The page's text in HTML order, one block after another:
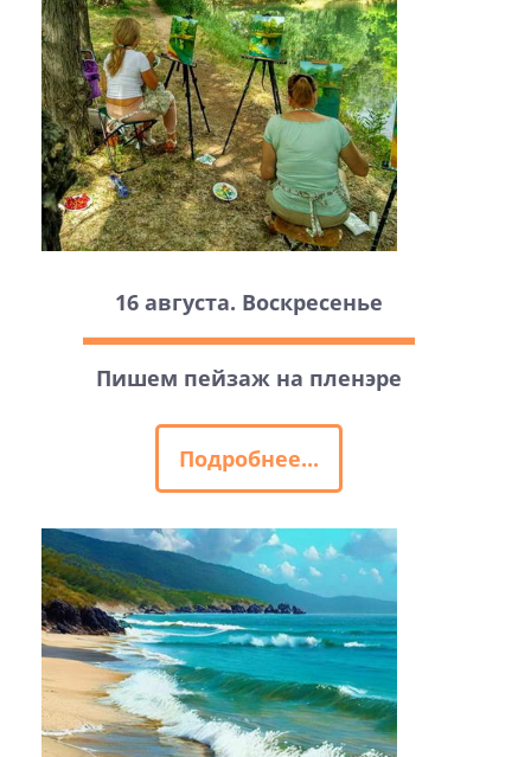
16 августа. Воскресенье
Пишем пейзаж на пленэре
Подробнее...